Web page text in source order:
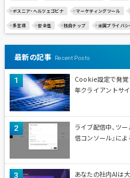
ボスニア・ヘルツェゴビナ マーケティングツール
多言語 安全性 独自チップ 米国プライバシ
最新の記事 Recent Posts
Cookie設定で発覚
年クライアントサ
ライブ配信中、ツ
信コンソール』に
あなたの社内AIは大